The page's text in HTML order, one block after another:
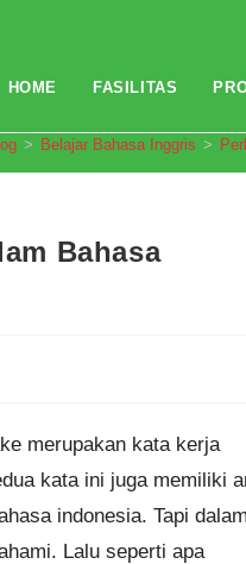
HOME FASILITAS
> Belajar Bahasa Inggris >
Bahasa
merupakan kata kerja
kata ini juga memiliki
indonesia. Tapi
Lalu seperti apa